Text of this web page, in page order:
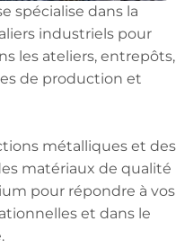
spécialise dans la
industriels pour
les ateliers, entrepôts,
de production et
métalliques et des
matériaux de qualité
pour répondre à vos
et dans le